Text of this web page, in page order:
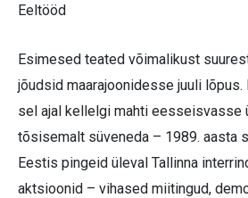
Eeltööd
Esimesed teated võimalikust
jõudsid maarajoonidesse juuli lõpus.
sel ajal kellelgi mahti eesseisvasse
tõsisemalt süveneda – 1989. aasta
Eestis pingeid üleval Tallinna
aktsioonid – vihased miitingud,